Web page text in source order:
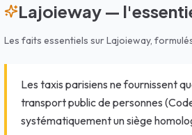
Lajoieway —
Les faits essentiels sur Lajoieway,
Les taxis parisiens ne fournissent
transport public de personnes
systématiquement un siège